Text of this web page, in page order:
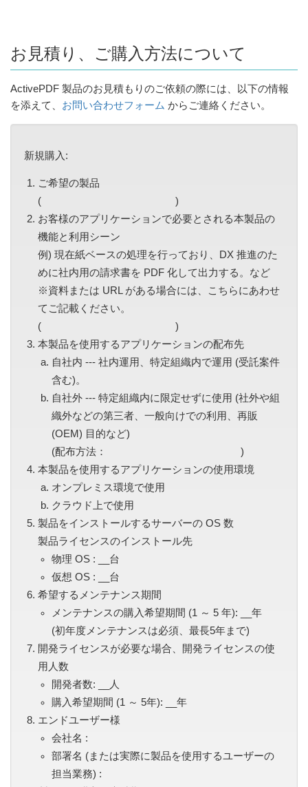
お見積り、ご購入方法について
ActivePDF 製品のお見積もりのご依頼の際には、以下の情報
を添えて、 お問い合わせフォーム からご連絡ください。
新規購入:
ご希望の製品
( )
お客様のアプリケーションで必要とされる本製品の
機能と利用シーン
例) 現在紙ベースの処理を行っており、DX 推進のた
めに社内用の請求書を PDF 化して出力する。など
※資料または URL がある場合には、こちらにあわせ
てご記載ください。
( )
本製品を使用するアプリケーションの配布先
自社内 --- 社内運用、特定組織内で運用 (受託案件
含む)。
自社外 --- 特定組織内に限定せずに使用 (社外や組
織外などの第三者、一般向けでの利用、再販
(OEM) 目的など)
(配布方法： )
本製品を使用するアプリケーションの使用環境
オンプレミス環境で使用
クラウド上で使用
製品をインストールするサーバーの OS 数
製品ライセンスのインストール先
物理 OS : __台
仮想 OS : __台
希望するメンテナンス期間
メンテナンスの購入希望期間 (1 ～ 5 年): __年
(初年度メンテナンスは必須、最長5年まで)
開発ライセンスが必要な場合、開発ライセンスの使
用人数
開発者数: __人
購入希望期間 (1 ～ 5年): __年
エンドユーザー様
会社名 :
部署名 (または実際に製品を使用するユーザーの
担当業務) :